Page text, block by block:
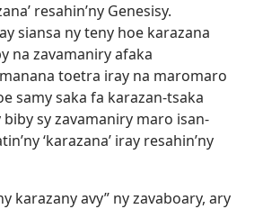
resahin’ny Genesisy.
siansa ny teny hoe karazana
na zavamaniry afaka
toetra iray na maromaro
samy saka fa karazan-tsaka
sy zavamaniry maro isan-
‘karazana’ iray resahin’ny
karazany avy” ny zavaboary, ary